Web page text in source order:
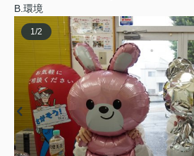
B.環境
1/2